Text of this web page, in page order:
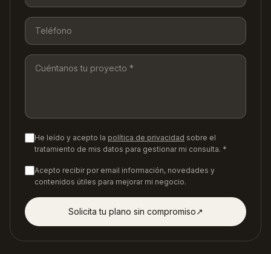
He leído y acepto la política de privacidad sobre el
tratamiento de mis datos para gestionar mi consulta. *
Acepto recibir por email información, novedades y
contenidos útiles para mejorar mi negocio.
Solicita tu plano sin compromiso↗︎